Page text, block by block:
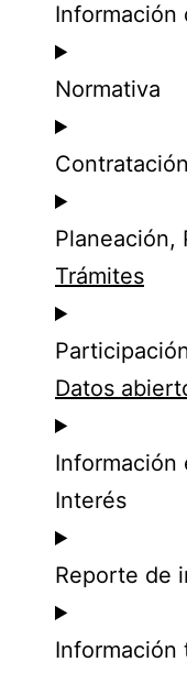
Información
Normativa
Contratación
Planeación,
Trámites
Datos
Información
Interés
Reporte de
Información